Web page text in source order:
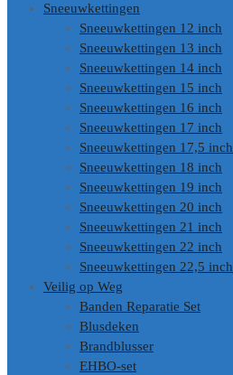
Sneeuwkettingen
Sneeuwkettingen 12 inch
Sneeuwkettingen 13 inch
Sneeuwkettingen 14 inch
Sneeuwkettingen 15 inch
Sneeuwkettingen 16 inch
Sneeuwkettingen 17 inch
Sneeuwkettingen 17,5 inch
Sneeuwkettingen 18 inch
Sneeuwkettingen 19 inch
Sneeuwkettingen 20 inch
Sneeuwkettingen 21 inch
Sneeuwkettingen 22 inch
Sneeuwkettingen 22,5 inch
Veilig op Weg
Banden Reparatie Set
Blusdeken
Brandblusser
EHBO-set